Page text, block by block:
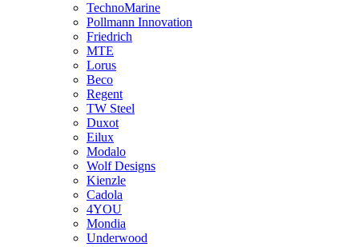
TechnoMarine
Pollmann Innovation
Friedrich
MTE
Lorus
Beco
Regent
TW Steel
Duxot
Eilux
Modalo
Wolf Designs
Kienzle
Cadola
4YOU
Mondia
Underwood